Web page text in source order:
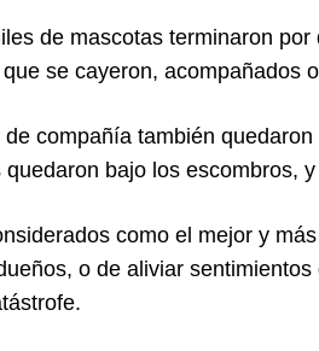
de mascotas terminaron
se cayeron, acompañados
compañía también
quedaron bajo los escombros,
como el mejor y
o de aliviar